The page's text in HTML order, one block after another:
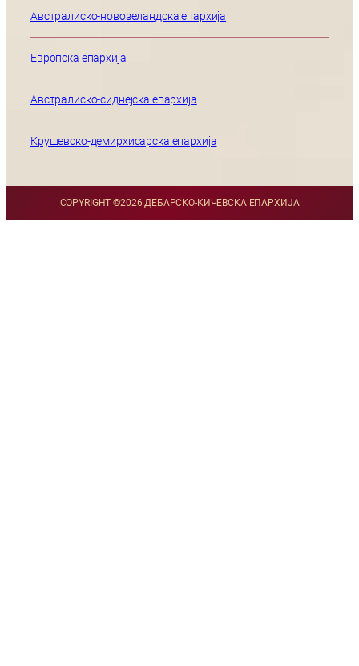
Австралиско-новозеландска епархија
Европска епархија
Австралиско-сиднејска епархија
Крушевско-демирхисарска епархија
COPYRIGHT ©2026 ДЕБАРСКО-КИЧЕВСКА ЕПАРХИЈА